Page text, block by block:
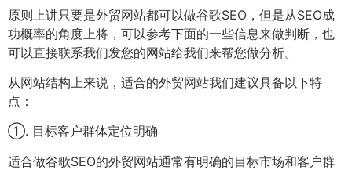
原则上讲只要是外贸网站都可以做谷歌SEO，但是从SEO成
功概率的角度上将，可以参考下面的一些信息来做判断，也
可以直接联系我们发您的网站给我们来帮您做分析。
从网站结构上来说，适合的外贸网站我们建议具备以下特
点：
①. 目标客户群体定位明确
适合做谷歌SEO的外贸网站通常有明确的目标市场和客户群